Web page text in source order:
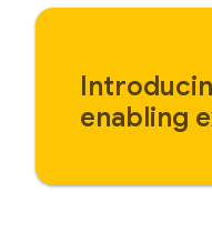
enabling